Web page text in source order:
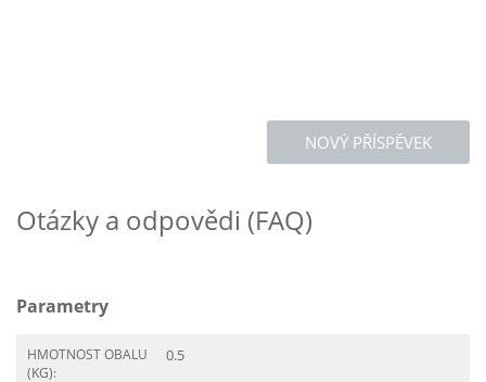
NOVÝ PŘÍSPĚVEK
Otázky a odpovědi (FAQ)
Parametry
HMOTNOST OBALU
(KG):
0.5